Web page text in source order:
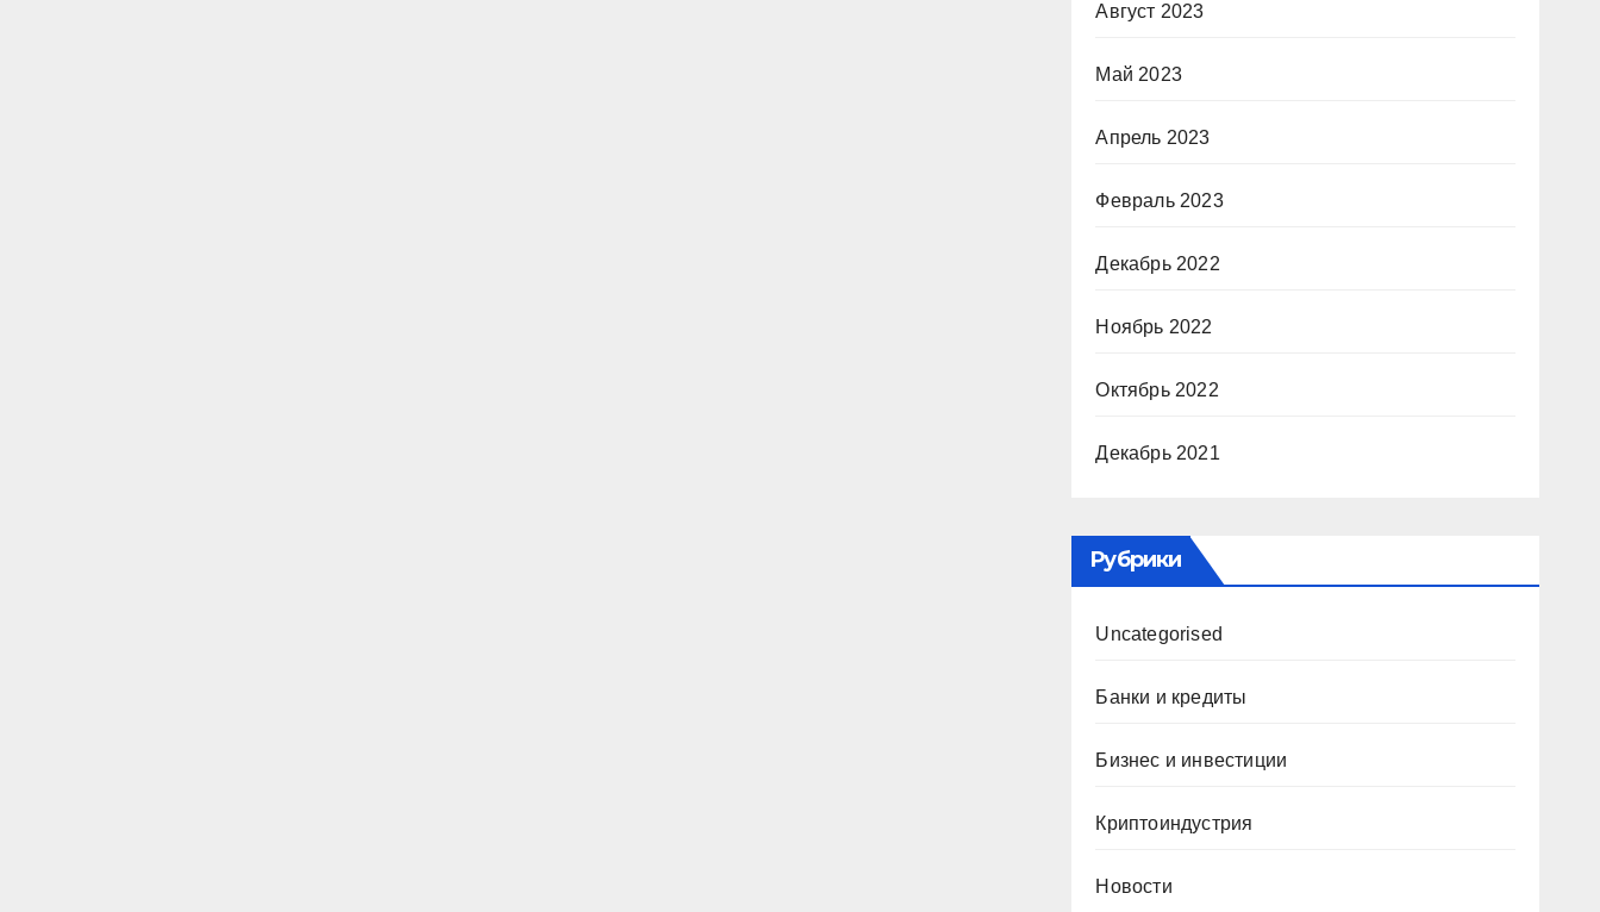
Август 2023
Май 2023
Апрель 2023
Февраль 2023
Декабрь 2022
Ноябрь 2022
Октябрь 2022
Декабрь 2021
Рубрики
Uncategorised
Банки и кредиты
Бизнес и инвестиции
Криптоиндустрия
Новости